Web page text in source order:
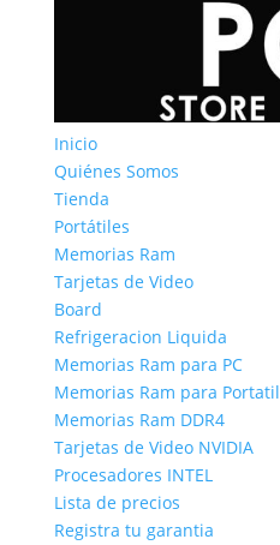
Inicio
Quiénes Somos
Tienda
Portátiles
Memorias Ram
Tarjetas de Video
Board
Refrigeracion Liquida
Memorias Ram para PC
Memorias Ram para Portatil
Memorias Ram DDR4
Tarjetas de Video NVIDIA
Procesadores INTEL
Lista de precios
Registra tu garantia